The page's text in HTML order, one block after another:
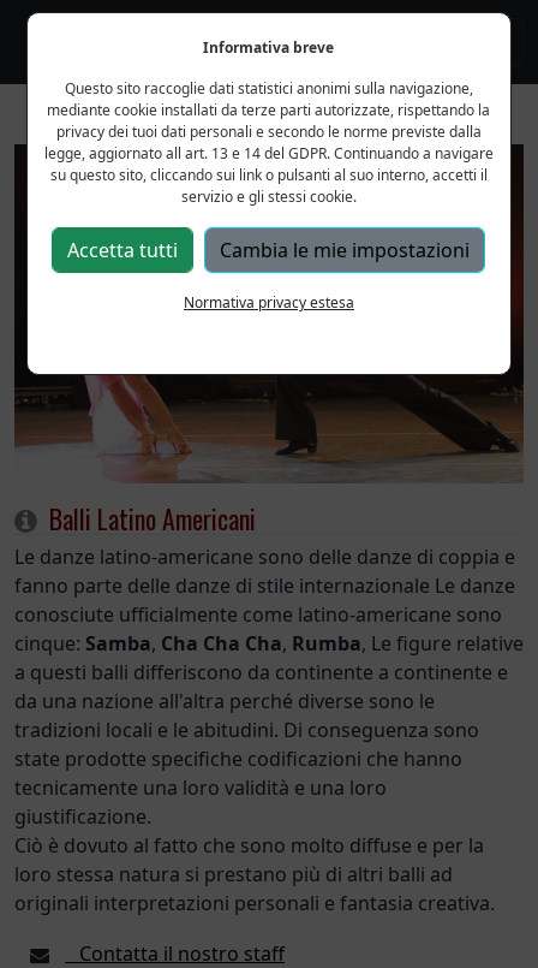
Informativa breve
Questo sito raccoglie dati statistici anonimi sulla navigazione,
mediante cookie installati da terze parti autorizzate, rispettando la
privacy dei tuoi dati personali e secondo le norme previste dalla
legge, aggiornato all art. 13 e 14 del GDPR. Continuando a navigare
su questo sito, cliccando sui link o pulsanti al suo interno, accetti il
servizio e gli stessi cookie.
Accetta tutti Cambia le mie impostazioni
Normativa privacy estesa
Balli Latino Americani
Le danze latino-americane sono delle danze di coppia e
fanno parte delle danze di stile internazionale Le danze
conosciute ufficialmente come latino-americane sono
cinque: Samba, Cha Cha Cha, Rumba, Le figure relative
a questi balli differiscono da continente a continente e
da una nazione all'altra perché diverse sono le
tradizioni locali e le abitudini. Di conseguenza sono
state prodotte specifiche codificazioni che hanno
tecnicamente una loro validità e una loro
giustificazione.
Ciò è dovuto al fatto che sono molto diffuse e per la
loro stessa natura si prestano più di altri balli ad
originali interpretazioni personali e fantasia creativa.
Contatta il nostro staff